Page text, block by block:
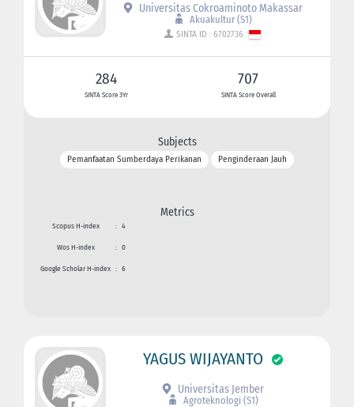
Universitas Cokroaminoto Makassar
Akuakultur (S1)
SINTA ID : 6702736
284
SINTA Score 3Yr
707
SINTA Score Overall
Subjects
Pemanfaatan Sumberdaya Perikanan Penginderaan Jauh
Metrics
Scopus H-index : 4
Wos H-index : 0
Google Scholar H-index : 6
YAGUS WIJAYANTO
Universitas Jember
Agroteknologi (S1)